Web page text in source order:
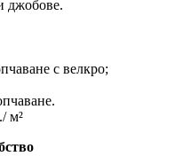
джобове.
с велкро;
м²